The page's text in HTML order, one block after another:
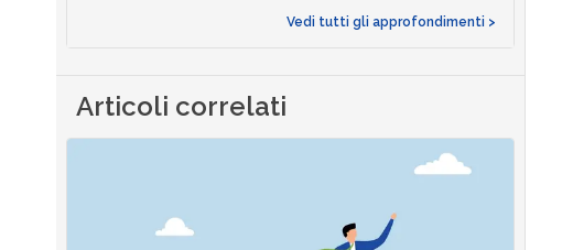
Vedi tutti gli approfondimenti >
Articoli correlati